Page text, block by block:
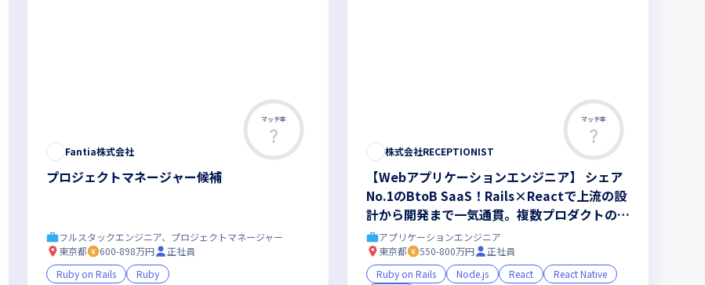
マッチ率
Fantia株式会社
プロジェクトマネージャー候補
フルスタックエンジニア、プロジェクトマネージャー
東京都
600-898万円
正社員
Ruby on Rails
Ruby
マッチ率
株式会社RECEPTIONIST
【Webアプリケーションエンジニア】 シェア
No.1のBtoB SaaS！Rails×Reactで上流の設
計から開発まで一気通貫。複数プロダクトのマ
ルチ開発を主導／リモート・フレックス可
アプリケーションエンジニア
東京都
550-800万円
正社員
Ruby on Rails
Node.js React
React Native